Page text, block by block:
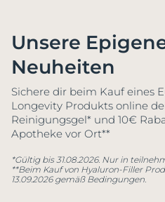
Unsere
Neuheiten
Sichere dir beim Kauf eines
Longevity Produkts online
Reinigungsgel* und 10€
Apotheke vor Ort**
*Gültig bis 31.08.2026. Nur in
**Beim Kauf von Hyaluron-Filler
13.09.2026 gemäß Bedingungen.